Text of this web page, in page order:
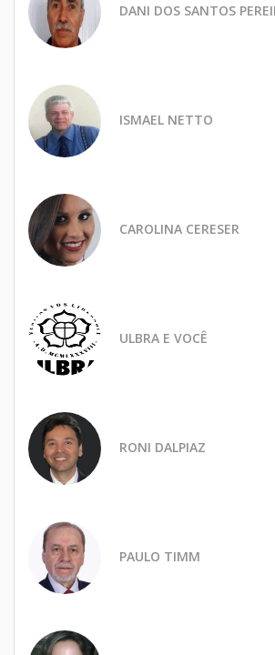
DANI DOS SANTOS
ISMAEL NETTO
CAROLINA CERESER
ULBRA E VOCÊ
RONI DALPIAZ
PAULO TIMM